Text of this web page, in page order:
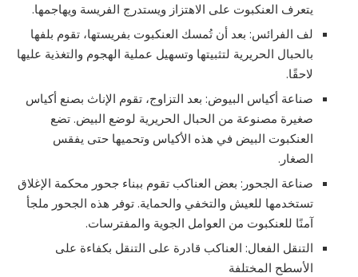
يتعرف العنكبوت على الاهتزاز ويستدرج الفريسة ويهاجمها.
لف الفرائس: بعد أن تُمسك العنكبوت بفريستها، تقوم بلفها
بالحبال الحريرية لتثبيتها وتسهيل عملية الهجوم والتغذية عليها
لاحقًا.
صناعة أكياس البيوض: بعد التزاوج، تقوم الإناث بصنع أكياس
صغيرة مصنوعة من الحبال الحريرية لوضع البيض. تضع
العنكبوت البيض في هذه الأكياس وتحميها حتى يفقس
الصغار.
صناعة الجحور: بعض العناكب تقوم ببناء جحور محكمة الإغلاق
تستخدمها للعيش والتخفي والحماية. توفر هذه الجحور ملجأ
آمنًا للعنكبوت من العوامل الجوية والمفترسات.
التنقل الفعال: العناكب قادرة على التنقل بكفاءة على
الأسطح المختلفة